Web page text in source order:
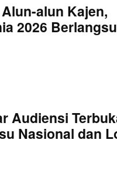
alun Kajen,
2026
Audiensi
Nasional dan